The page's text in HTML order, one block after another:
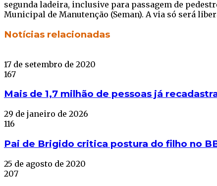
segunda ladeira, inclusive para passagem de
Municipal de Manutenção (Seman). A via só será
Facebook
Twitter
WhatsApp
Telegram
Notícias relacionadas
17 de setembro de 2020
167
Mais de 1,7 milhão de pessoas já
29 de janeiro de 2026
116
Pai de Brigido critica postura do filho no
25 de agosto de 2020
207